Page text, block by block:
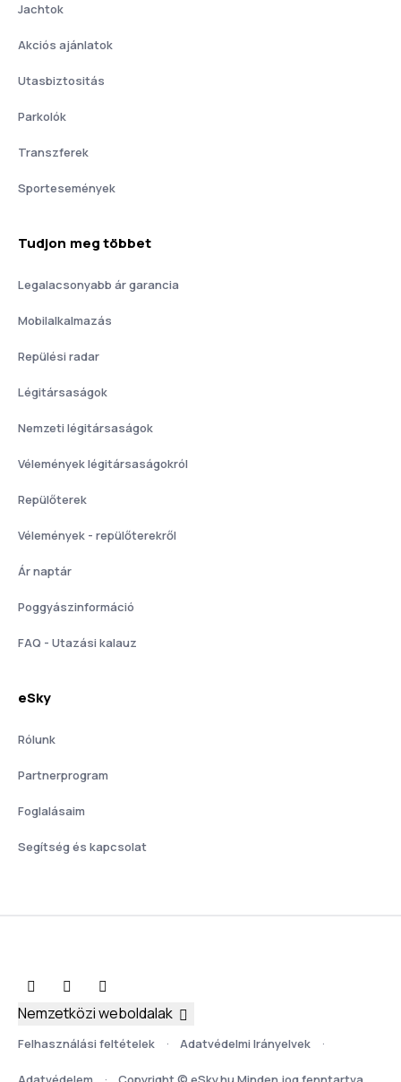
Jachtok
Akciós ajánlatok
Utasbiztositás
Parkolók
Transzferek
Sportesemények
Tudjon meg többet
Legalacsonyabb ár garancia
Mobilalkalmazás
Repülési radar
Légitársaságok
Nemzeti légitársaságok
Vélemények légitársaságokról
Repülőterek
Vélemények - repülőterekről
Ár naptár
Poggyászinformáció
FAQ - Utazási kalauz
eSky
Rólunk
Partnerprogram
Foglalásaim
Segítség és kapcsolat
Felhasználási feltételek Adatvédelmi Irányelvek
Nemzetközi weboldalak